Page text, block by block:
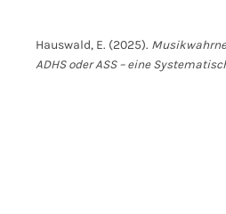
Hauswald, E. (2025).
ADHS oder ASS – eine